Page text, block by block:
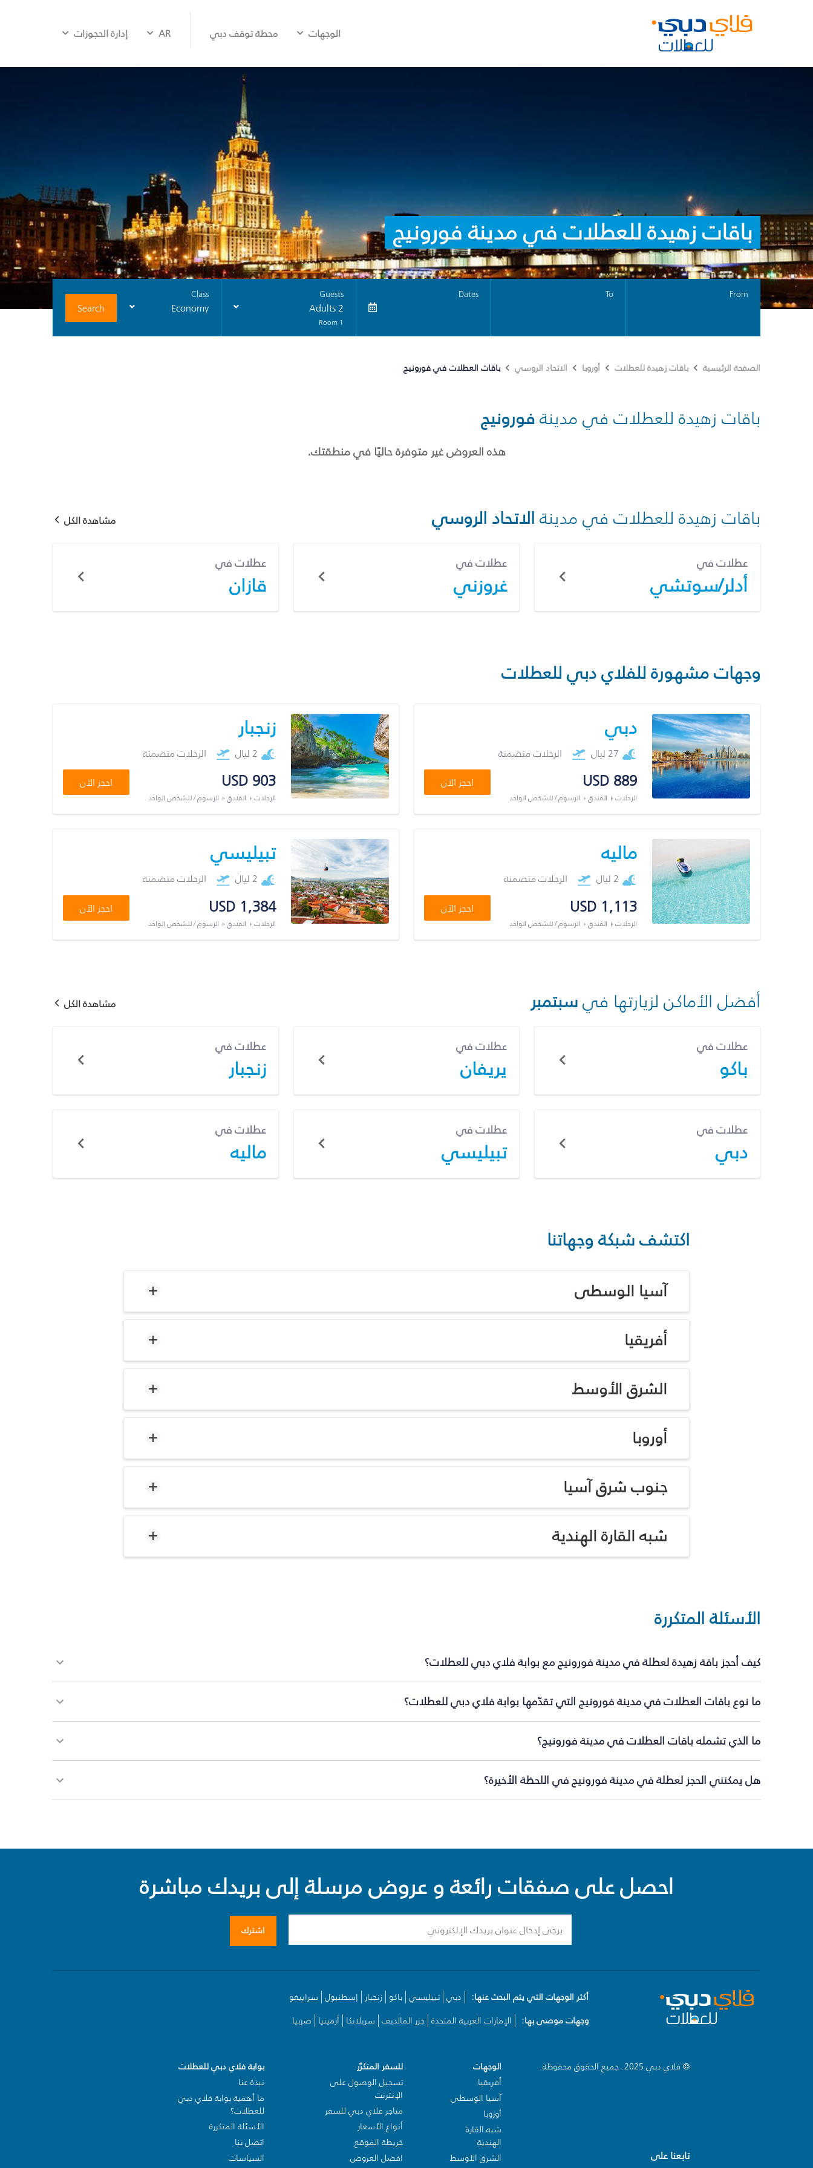
الوجهات محطة توقف دبي AR إدارة الحجوزات
باقات زهيدة للعطلات في مدينة فورونيج
From
To
Dates
Guests
2 Adults
1 Room
Class
Economy
Search
الصفحة الرئيسية باقات زهيدة للعطلات أوروبا الاتحاد الروسي باقات العطلات في فورونيج
باقات زهيدة للعطلات في مدينةفورونيج
هذه العروض غير متوفرة حاليًا في منطقتك.
باقات زهيدة للعطلات في مدينة الاتحاد الروسي مشاهدة الكل
عطلات في
أدلر/سوتشي
عطلات في
غروزني
عطلات في
قازان
وجهات مشهورة للفلاي دبي للعطلات
دبي
27 ليال الرحلات متضمنة
USD 889
الرحلات + الفندق + الرسوم / للشخص الواحد
احجز الآن
زنجبار
2 ليال الرحلات متضمنة
USD 903
الرحلات + الفندق + الرسوم / للشخص الواحد
احجز الآن
ماليه
2 ليال الرحلات متضمنة
USD 1,113
الرحلات + الفندق + الرسوم / للشخص الواحد
احجز الآن
تبيليسي
2 ليال الرحلات متضمنة
USD 1,384
الرحلات + الفندق + الرسوم / للشخص الواحد
احجز الآن
أفضل الأماكن لزيارتها فيسبتمبر مشاهدة الكل
عطلات في
باكو
عطلات في
يريفان
عطلات في
زنجبار
عطلات في
دبي
عطلات في
تبيليسي
عطلات في
ماليه
اكتشف شبكة وجهاتنا
آسيا الوسطى
أفريقيا
الشرق الأوسط
أوروبا
جنوب شرق آسيا
شبه القارة الهندية
الأسئلة المتكررة
كيف أحجز باقة زهيدة لعطلة في مدينة فورونيج مع بوابة فلاي دبي للعطلات؟
ما نوع باقات العطلات في مدينة فورونيج التي تقدّمها بوابة فلاي دبي للعطلات؟
ما الذي تشمله باقات العطلات في مدينة فورونيج؟
هل يمكنني الحجز لعطلة في مدينة فورونيج في اللحظة الأخيرة؟
احصل على صفقات رائعة و عروض مرسلة إلى بريدك مباشرة
اشترك
أكثر الوجهات التي يتم البحث عنها: دبي تبيليسي باكو زنجبار إسطنبول سراييفو
وجهات موصى بها:
الإمارات العربية المتحدة جزر المالديف سريلانكا أرمينيا صربيا
© فلاي دبي 2025. جميع الحقوق محفوظة.
تابعنا على
الوجهات
أفريقيا
آسيا الوسطى
أوروبا
شبه القارة
الهندية
الشرق الأوسط
للسفر المتكرّر
تسجيل الوصول على
الإنترنت
متاجر فلاي دبي للسفر
أنواع الأسعار
خريطة الموقع
افضل العروض
بوابة فلاي دبي للعطلات
نبذة عنا
ما أهمية بوابة فلاي دبي
للعطلات؟
الأسئلة المتكررة
اتصل بنا
السياسات